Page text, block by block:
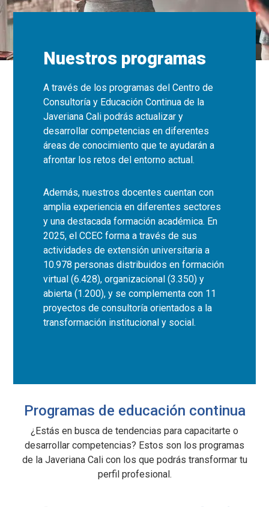
Nuestros programas
A través de los programas del Centro de
Consultoría y Educación Continua de la
Javeriana Cali podrás actualizar y
desarrollar competencias en diferentes
áreas de conocimiento que te ayudarán a
afrontar los retos del entorno actual.
Además, nuestros docentes cuentan con
amplia experiencia en diferentes sectores
y una destacada formación académica. En
2025, el CCEC forma a través de sus
actividades de extensión universitaria a
10.978 personas distribuidos en formación
virtual (6.428), organizacional (3.350) y
abierta (1.200), y se complementa con 11
proyectos de consultoría orientados a la
transformación institucional y social.
Programas de educación continua
¿Estás en busca de tendencias para capacitarte o
desarrollar competencias? Estos son los programas
de la Javeriana Cali con los que podrás transformar tu
perfil profesional.